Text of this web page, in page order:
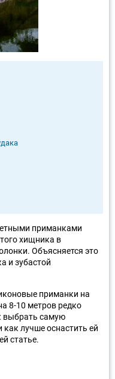
приманками
хищника в
Объясняется это
и зубастой
приманки на
8-10 метров редко
выбрать самую
лучше оснастить ей
статье.